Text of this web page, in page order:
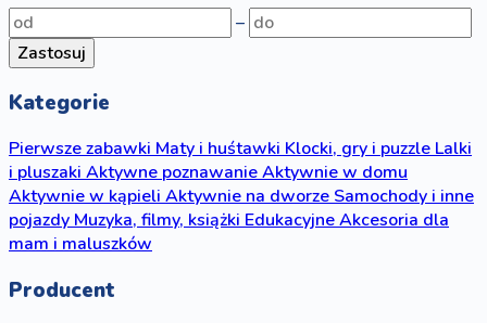
–
Zastosuj
Kategorie
Pierwsze zabawkiMaty i huśtawkiKlocki, gry i puzzleLalki
i pluszakiAktywne poznawanieAktywnie w domu
Aktywnie w kąpieliAktywnie na dworzeSamochody i inne
pojazdyMuzyka, filmy, książkiEdukacyjneAkcesoria dla
mam i maluszków
Producent